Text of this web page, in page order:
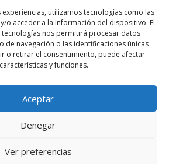
utilizamos tecnologías como las
o acceder a la información del dispositivo. El
nos permitirá procesar datos
de navegación o las identificaciones únicas
o retirar el consentimiento, puede afectar
y funciones.
Aceptar
Denegar
Ver preferencias
Aviso Legal
de Privacidad
de Cookies